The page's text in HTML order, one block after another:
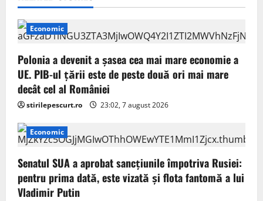
i
g
a
t
i
o
n
Economic
Polonia a devenit a șasea cea mai mare economie a
UE. PIB-ul țării este de peste două ori mai mare
decât cel al României
stirilepescurt.ro 23:02, 7 august 2026
Economic
Senatul SUA a aprobat sancțiunile împotriva Rusiei:
pentru prima dată, este vizată și flota fantomă a lui
Vladimir Putin